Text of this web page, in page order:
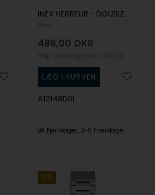
Inex herreur, med sort urskive og stållænke INEX HERREUR - DOUBLE MED LÆNKE & DATO
486,00 DKR
A12149D0I
Fjernlager 3-5 hverdage
19%